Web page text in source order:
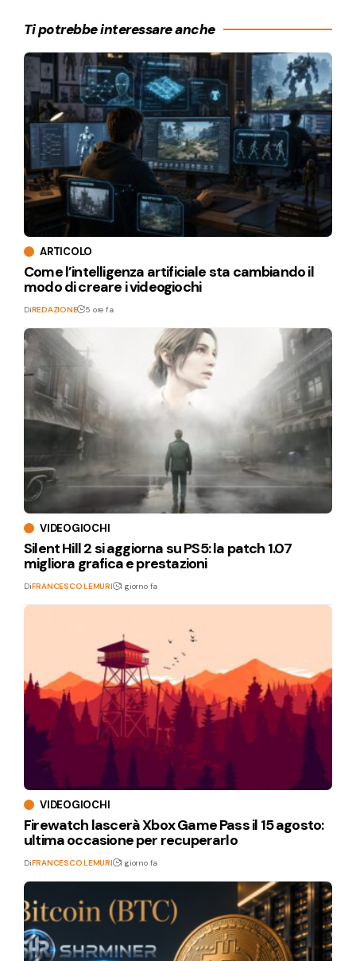
Ti potrebbe interessare anche
ARTICOLO
Come l’intelligenza artificiale sta cambiando il
modo di creare i videogiochi
DiREDAZIONE 5 ore fa
VIDEOGIOCHI
Silent Hill 2 si aggiorna su PS5: la patch 1.07
migliora grafica e prestazioni
DiFRANCESCO LEMURI 1 giorno fa
VIDEOGIOCHI
Firewatch lascerà Xbox Game Pass il 15 agosto:
ultima occasione per recuperarlo
DiFRANCESCO LEMURI 1 giorno fa